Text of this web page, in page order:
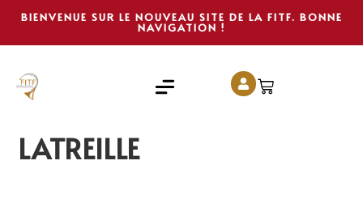
BIENVENUE SUR LE NOUVEAU SITE DE LA FITF. BONNE
NAVIGATION !
LATREILLE